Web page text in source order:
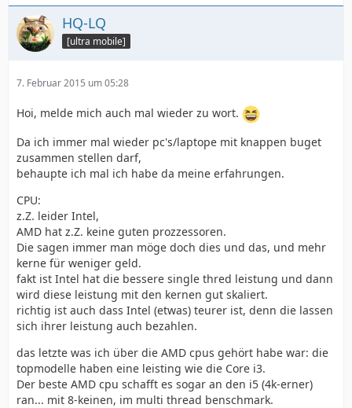
HQ-LQ
[ultra mobile]
7. Februar 2015 um 05:28
Hoi, melde mich auch mal wieder zu wort.
Da ich immer mal wieder pc's/laptope mit knappen buget
zusammen stellen darf,
behaupte ich mal ich habe da meine erfahrungen.
CPU:
z.Z. leider Intel,
AMD hat z.Z. keine guten prozzessoren.
Die sagen immer man möge doch dies und das, und mehr
kerne für weniger geld.
fakt ist Intel hat die bessere single thred leistung und dann
wird diese leistung mit den kernen gut skaliert.
richtig ist auch dass Intel (etwas) teurer ist, denn die lassen
sich ihrer leistung auch bezahlen.
das letzte was ich über die AMD cpus gehört habe war: die
topmodelle haben eine leisting wie die Core i3.
Der beste AMD cpu schafft es sogar an den i5 (4k-erner)
ran... mit 8-keinen, im multi thread benschmark.